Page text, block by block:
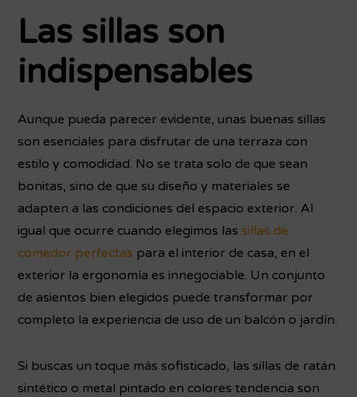
Las sillas son
indispensables
Aunque pueda parecer evidente, unas buenas sillas
son esenciales para disfrutar de una terraza con
estilo y comodidad. No se trata solo de que sean
bonitas, sino de que su diseño y materiales se
adapten a las condiciones del espacio exterior. Al
igual que ocurre cuando elegimos las sillas de
comedor perfectas para el interior de casa, en el
exterior la ergonomía es innegociable. Un conjunto
de asientos bien elegidos puede transformar por
completo la experiencia de uso de un balcón o jardín.
Si buscas un toque más sofisticado, las sillas de ratán
sintético o metal pintado en colores tendencia son